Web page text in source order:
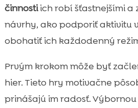
činnostiich robí šťastnejšími a
návrhy, ako podporiť aktivitu
obohatiť ich každodenný
Prvým krokom môže byť
hier. Tieto hry motivačne
prinášajú im radosť.